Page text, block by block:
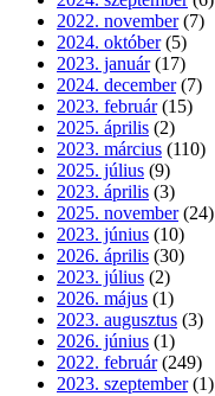
2022. november (7)
2024. október (5)
2023. január (17)
2024. december (7)
2023. február (15)
2025. április (2)
2023. március (110)
2025. július (9)
2023. április (3)
2025. november (24)
2023. június (10)
2026. április (30)
2023. július (2)
2026. május (1)
2023. augusztus (3)
2026. június (1)
2022. február (249)
2023. szeptember (1)